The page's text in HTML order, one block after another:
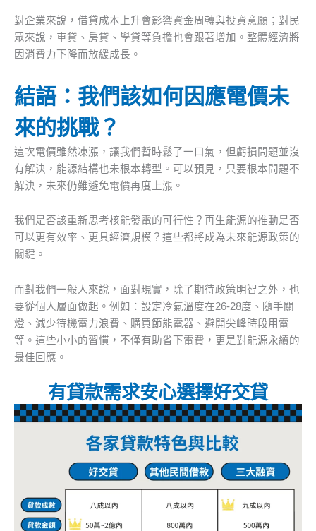
對企業來說，借貸成本上升會影響資金周轉與投資意願；對民
眾來說，車貸、房貸、學貸等負擔也會跟著增加。整體經濟將
因消費力下降而放緩成長。
結語：我們該如何因應電價未
來的挑戰？
這次電價雖然凍漲，讓我們暫時鬆了一口氣，但虧損問題並沒
有解決，能源結構也未根本轉型。可以預見，只要根本問題不
解決，未來仍難避免電價再度上漲。
我們是否該重新思考核能發電的可行性？再生能源的推動是否
可以更有效率、更具經濟規模？這些都將成為未來能源政策的
關鍵。
而對我們一般人來說，面對現實，除了期待政策明智之外，也
要從個人層面做起。例如：設定冷氣溫度在26-28度、隨手關
燈、減少待機電力浪費、購買節能電器、避開尖峰時段用電
等。這些小小的習慣，不僅有助省下電費，更是對能源永續的
最佳回應。
有貸款需求安心選擇好交貸